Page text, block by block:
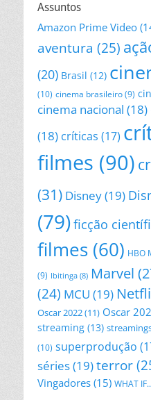
Assuntos
Amazon Prime Video
aventura (25)
(20) Brasil (12)
(10) cinema brasileiro (9)
cinema nacional (18)
(18) críticas (17)
filmes (90)
(31) Disney(19)
(79)ficção
filmes (60) HBO
(9) Ibitinga (8) Marvel
(24) MCU (19)
Oscar 2022(11) Oscar
streaming (13)
(10) superprodução
séries(19)terror
Vingadores (15) WHAT